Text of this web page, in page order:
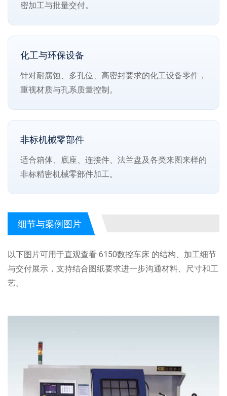
密加工与批量交付。
化工与环保设备
针对耐腐蚀、多孔位、高密封要求的化工设备零件，
重视材质与孔系质量控制。
非标机械零部件
适合箱体、底座、连接件、法兰盘及各类来图来样的
非标精密机械零部件加工。
细节与案例图片
以下图片可用于直观查看 6150数控车床 的结构、加工细节
与交付展示，支持结合图纸要求进一步沟通材料、尺寸和工
艺。